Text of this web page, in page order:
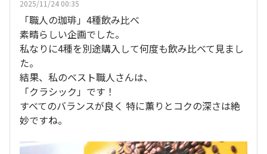
2025/11/24 00:35
「職人の珈琲」4種飲み比べ
素晴らしい企画でした。
私なりに4種を別途購入して何度も飲み比べて見まし
た。
結果、私のベスト職人さんは、
「クラシック」です！
すべてのバランスが良く 特に薫りとコクの深さは絶
妙ですね。